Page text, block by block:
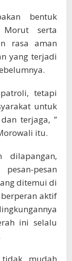
bentuk
Morut serta
rasa aman
yang terjadi
tetapi
untuk
terjaga, ”
itu.
dilapangan,
pesan
ditemui di
aktif
ini selalu